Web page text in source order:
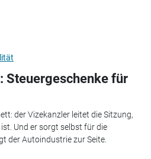
Steuergeschenke für
der Vizekanzler leitet die Sitzung,
Und er sorgt selbst für die
der Autoindustrie zur Seite.